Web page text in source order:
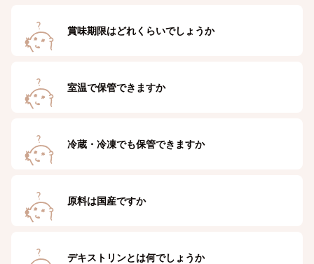
賞味期限はどれくらいでしょうか
室温で保管できますか
冷蔵・冷凍でも保管できますか
原料は国産ですか
デキストリンとは何でしょうか